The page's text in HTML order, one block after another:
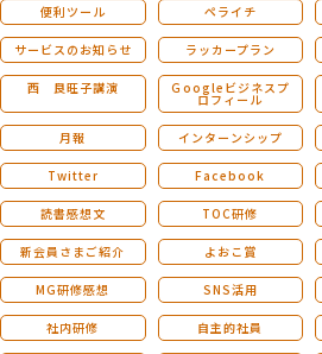
便利ツール ペライチ
サービスのお知らせ ラッカープラン
西 良旺子講演 Ｇoogleビジネスプ
ロフィール
月報 インターンシップ
Twitter Facebook
読書感想文 TOC研修
新会員さまご紹介 よおこ賞
MG研修感想 SNS活用
社内研修 自主的社員